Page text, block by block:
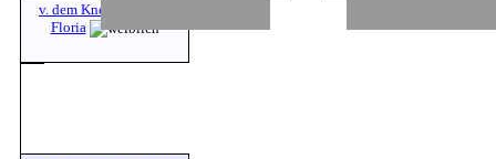
v. dem Knesebeck Ilse
Floria